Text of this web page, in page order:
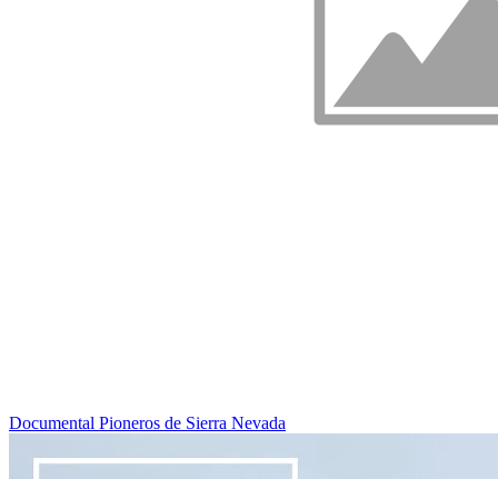
Documental Pioneros de Sierra Nevada